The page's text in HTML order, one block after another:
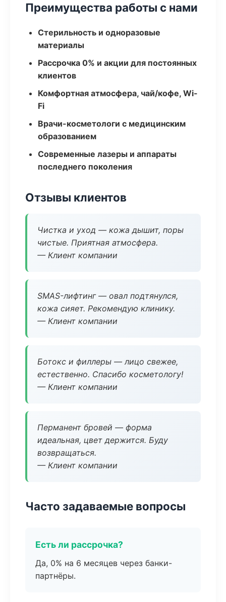
Преимущества работы с нами
Стерильность и одноразовые
материалы
Рассрочка 0% и акции для постоянных
клиентов
Комфортная атмосфера, чай/кофе, Wi-
Fi
Врачи-косметологи с медицинским
образованием
Современные лазеры и аппараты
последнего поколения
Отзывы клиентов
Чистка и уход — кожа дышит, поры
чистые. Приятная атмосфера.
— Клиент компании
SMAS-лифтинг — овал подтянулся,
кожа сияет. Рекомендую клинику.
— Клиент компании
Ботокс и филлеры — лицо свежее,
естественно. Спасибо косметологу!
— Клиент компании
Перманент бровей — форма
идеальная, цвет держится. Буду
возвращаться.
— Клиент компании
Часто задаваемые вопросы
Есть ли рассрочка?
Да, 0% на 6 месяцев через банки-
партнёры.